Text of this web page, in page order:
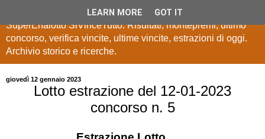
Ultime estrazioni di Lotto, SuperEnalotto, 10 e lotto,
SuperEnalotto SiVinceTutto. Risultati, montepremi, ultimo
concorso, verifica vincite, ultime vincite, estrazioni di oggi.
Archivio storico e ricerche.
giovedì 12 gennaio 2023
Lotto estrazione del 12-01-2023
concorso n. 5
LEARN MORE GOT IT